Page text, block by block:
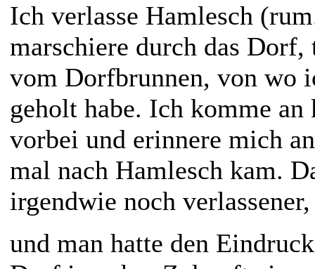
Ich verlasse Hamlesch
marschiere durch das
vom Dorfbrunnen, von wo
geholt habe. Ich komme
vorbei und erinnere mich
mal nach Hamlesch kam.
irgendwie noch verlassener,
und man hatte den